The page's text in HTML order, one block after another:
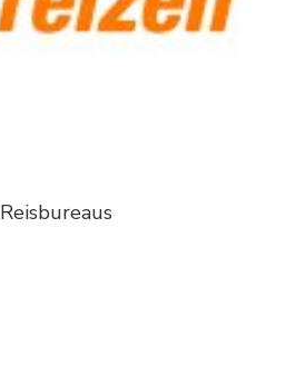
Reisbureaus